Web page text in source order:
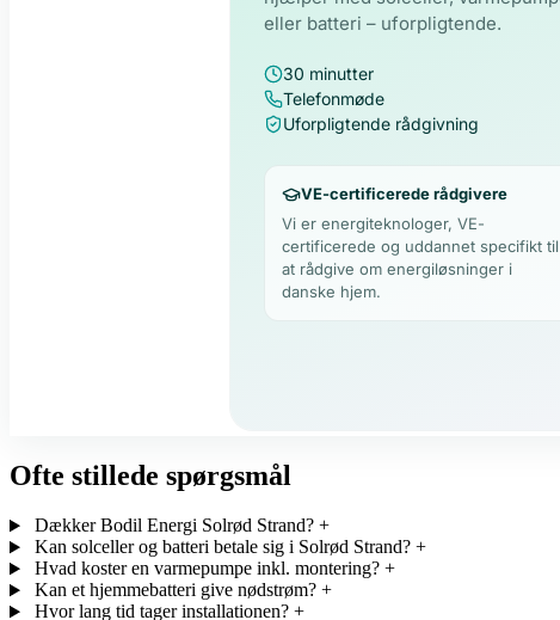
Ofte stillede spørgsmål
Dækker Bodil Energi Solrød Strand? +
Kan solceller og batteri betale sig i Solrød Strand? +
Hvad koster en varmepumpe inkl. montering? +
Kan et hjemmebatteri give nødstrøm? +
Hvor lang tid tager installationen? +